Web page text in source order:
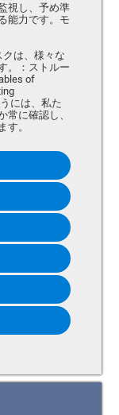
視し、予め準
能力です。モ
クは、様々な
。：ストルー
of
には、私た
常に確認し、
す。